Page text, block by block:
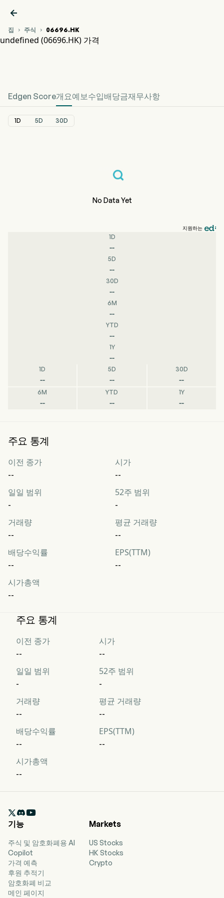

집  주식  06696.HK
undefined (06696.HK) 가격
Edgen Score개요예보수입배당금재무사항
1D 5D 30D
No Data Yet
지원하는
1D
--
5D
--
30D
--
6M
--
YTD
--
1Y
--
1D
--
5D
--
30D
--
6M
--
YTD
--
1Y
--
주요 통계
이전 종가
--
시가
--
일일 범위
-
52주 범위
-
거래량
--
평균 거래량
--
배당수익률
--
EPS(TTM)
--
시가총액
--
주요 통계
이전 종가
--
시가
--
일일 범위
-
52주 범위
-
거래량
--
평균 거래량
--
배당수익률
--
EPS(TTM)
--
시가총액
--

기능
주식 및 암호화폐용 AI
Copilot
가격 예측
후원 추적기
암호화폐 비교
메인 페이지
Markets
US Stocks
HK Stocks
Crypto